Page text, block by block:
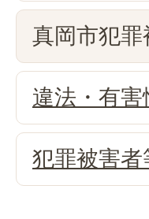
真岡市犯
違法・有
犯罪被害